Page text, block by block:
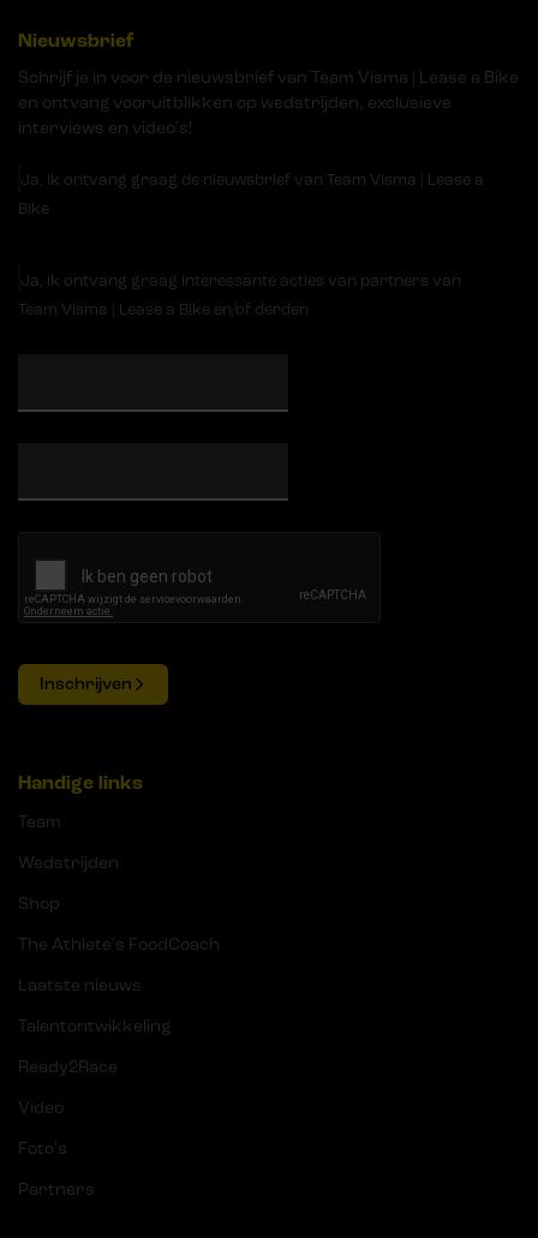
Nieuwsbrief
Schrijf je in voor de nieuwsbrief van Team Visma | Lease a Bike
en ontvang vooruitblikken op wedstrijden, exclusieve
interviews en video's!
Ja, ik ontvang graag de nieuwsbrief van Team Visma | Lease a
Bike
Ja, ik ontvang graag interessante acties van partners van
Team Visma | Lease a Bike en/of derden
Inschrijven
Handige links
Team
Wedstrijden
Shop
The Athlete's FoodCoach
Laatste nieuws
Talentontwikkeling
Ready2Race
Video
Foto's
Partners